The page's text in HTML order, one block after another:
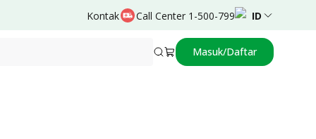
Kontak Call Center 1-500-799 ID
Masuk/Daftar